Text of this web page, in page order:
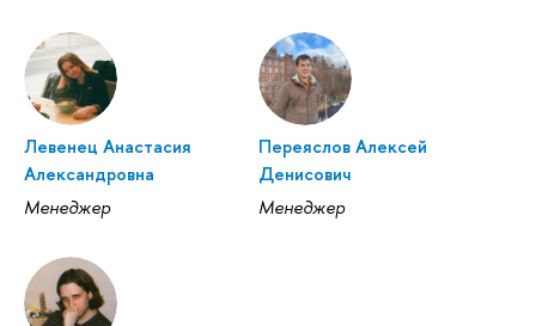
Левенец Анастасия
Александровна
Менеджер
Переяслов Алексей
Денисович
Менеджер